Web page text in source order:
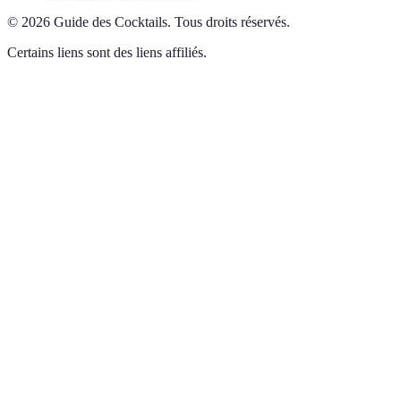
© 2026 Guide des Cocktails. Tous droits réservés.
Certains liens sont des liens affiliés.